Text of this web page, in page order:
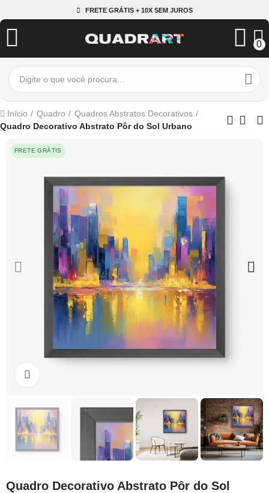
FRETE GRÁTIS + 10X SEM JUROS
0
Início Quadro
Quadros Abstratos Decorativos
Quadro Decorativo Abstrato Pôr do Sol Urbano
FRETE GRÁTIS
Quadro Decorativo Abstrato Pôr do Sol